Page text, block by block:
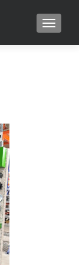
MENU